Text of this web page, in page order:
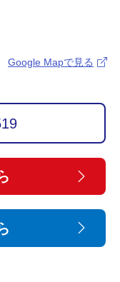
Google Mapで見る